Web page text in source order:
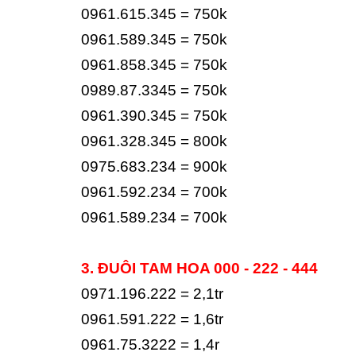
0961.615.345 = 750k
0961.589.345 = 750k
0961.858.345 = 750k
0989.87.3345 = 750k
0961.390.345 = 750k
0961.328.345 = 800k
0975.683.234 = 900k
0961.592.234 = 700k
0961.589.234 = 700k
3. ĐUÔI TAM HOA 000 - 222 - 444
0971.196.222 = 2,1tr
0961.591.222 = 1,6tr
0961.75.3222 = 1,4r